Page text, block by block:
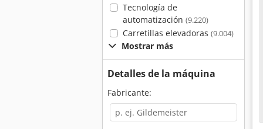
Tecnología de
automatización (9.220)
Carretillas elevadoras (9.004)
Mostrar más
Detalles de la máquina
Fabricante: